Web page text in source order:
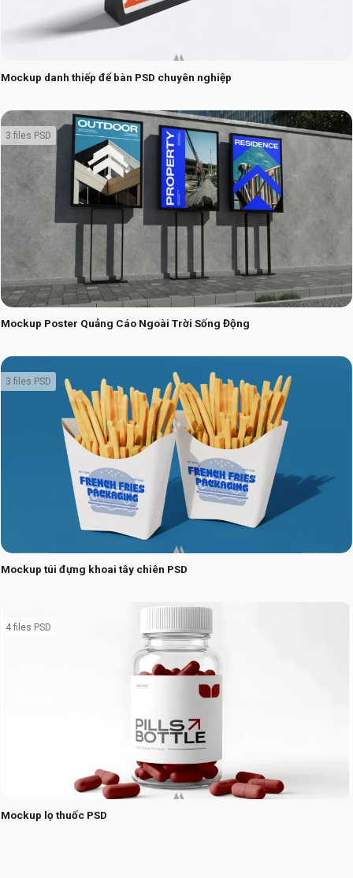
Mockup danh thiếp để bàn PSD chuyên nghiệp
Mockup Poster Quảng Cáo Ngoài Trời Sống Động
3 files PSD
Mockup túi đựng khoai tây chiên PSD
3 files PSD
Mockup lọ thuốc PSD
4 files PSD